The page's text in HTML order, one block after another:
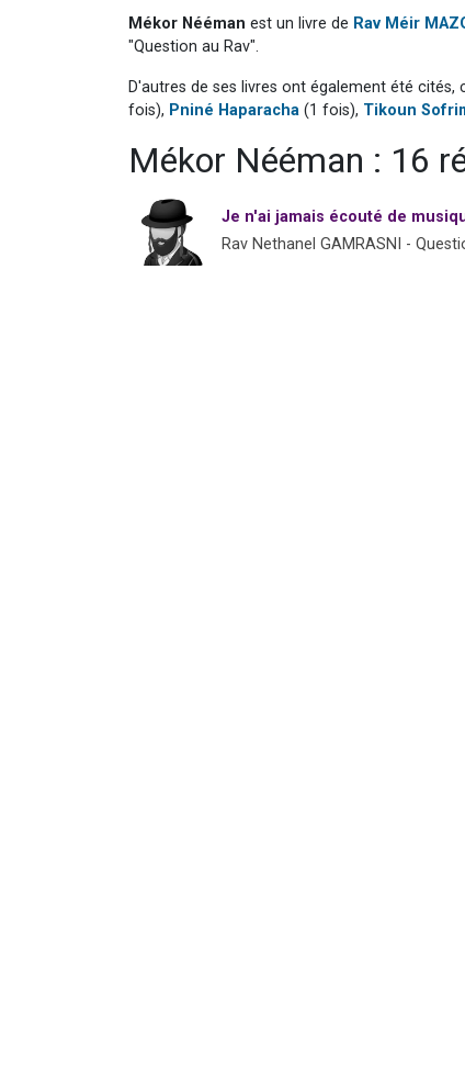
Mékor Nééman est un livre de Rav Méir
"Question au Rav".
D'autres de ses livres ont également été cités,
fois), Pniné Haparacha (1 fois), Tikoun
Mékor Nééman : 16
Je n'ai jamais écouté de
Rav Nethanel GAMRASNI -